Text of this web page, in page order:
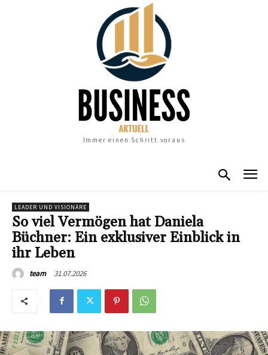
Immer einen Schritt voraus
LEADER UND VISIONÄRE
So viel Vermögen hat Daniela
Büchner: Ein exklusiver Einblick in
ihr Leben
team 31.07.2026